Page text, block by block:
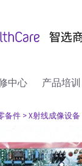
中心 产品培训
备件 > X射线成像设备